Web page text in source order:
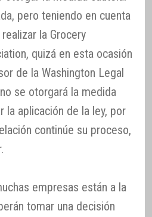
pero teniendo en cuenta
la Grocery
quizá en esta ocasión
de la Washington Legal
se otorgará la medida
la aplicación de la ley, por
continúe su proceso,
empresas están a la
tomar una decisión